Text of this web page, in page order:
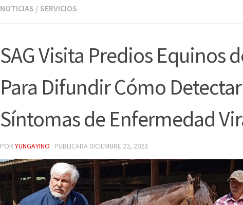
NOTICIAS / SERVICIOS
SAG Visita Predios Equinos
Para Difundir Cómo Detectar
Síntomas de Enfermedad
POR YUNGAYINO · PUBLICADA DICIEMBRE 22, 2023